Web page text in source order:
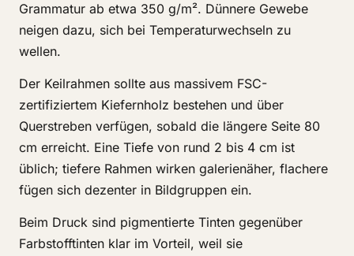
Grammatur ab etwa 350 g/m². Dünnere Gewebe
neigen dazu, sich bei Temperaturwechseln zu
wellen.
Der Keilrahmen sollte aus massivem FSC-
zertifiziertem Kiefernholz bestehen und über
Querstreben verfügen, sobald die längere Seite 80
cm erreicht. Eine Tiefe von rund 2 bis 4 cm ist
üblich; tiefere Rahmen wirken galerienäher, flachere
fügen sich dezenter in Bildgruppen ein.
Beim Druck sind pigmentierte Tinten gegenüber
Farbstofftinten klar im Vorteil, weil sie